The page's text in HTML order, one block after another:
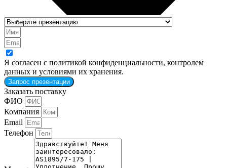
Я согласен с политикой конфиденциальности, контролем
данных и условиями их хранения.
Запрос презентации
Заказать поставку
ФИО
Компания
Email
Телефон